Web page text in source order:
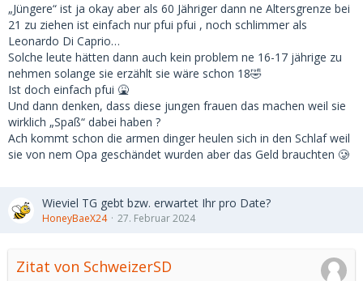
„Jüngere“ ist ja okay aber als 60 Jähriger dann ne Altersgrenze bei
21 zu ziehen ist einfach nur pfui pfui , noch schlimmer als
Leonardo Di Caprio…
Solche leute hätten dann auch kein problem ne 16-17 jährige zu
nehmen solange sie erzählt sie wäre schon 18🤣
Ist doch einfach pfui 🤮
Und dann denken, dass diese jungen frauen das machen weil sie
wirklich „Spaß“ dabei haben ?
Ach kommt schon die armen dinger heulen sich in den Schlaf weil
sie von nem Opa geschändet wurden aber das Geld brauchten 🥲
Wieviel TG gebt bzw. erwartet Ihr pro Date?
HoneyBaeX24 27. Februar 2024
Zitat von SchweizerSD